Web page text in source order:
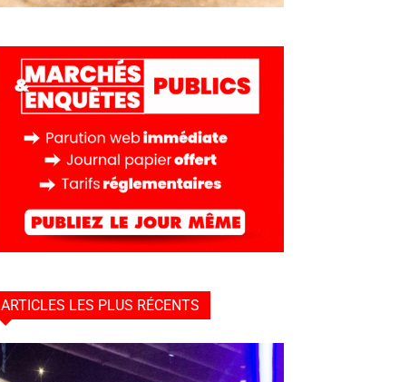
ARTICLES LES PLUS RÉCENTS